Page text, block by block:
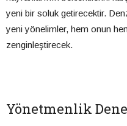
yeni bir soluk getirecektir.
yeni yönelimler, hem onun
zenginleştirecek.
Yönetmenlik